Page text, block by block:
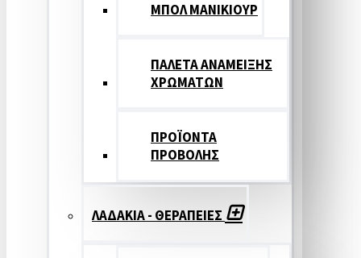
ΜΠΟΛ ΜΑΝΙΚΙΟΥΡ
ΠΑΛΕΤΑ ΑΝΑΜΕΙΞΗΣ
ΧΡΩΜΑΤΩΝ
ΠΡΟΪΟΝΤΑ
ΠΡΟΒΟΛΗΣ
ΛΑΔΑΚΙΑ - ΘΕΡΑΠΕΙΕΣ